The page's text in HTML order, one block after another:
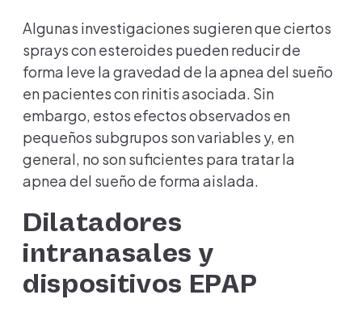
Algunas investigaciones sugieren que ciertos
sprays con esteroides pueden reducir de
forma leve la gravedad de la apnea del sueño
en pacientes con rinitis asociada. Sin
embargo, estos efectos observados en
pequeños subgrupos son variables y, en
general, no son suficientes para tratar la
apnea del sueño de forma aislada.
Dilatadores
intranasales y
dispositivos EPAP